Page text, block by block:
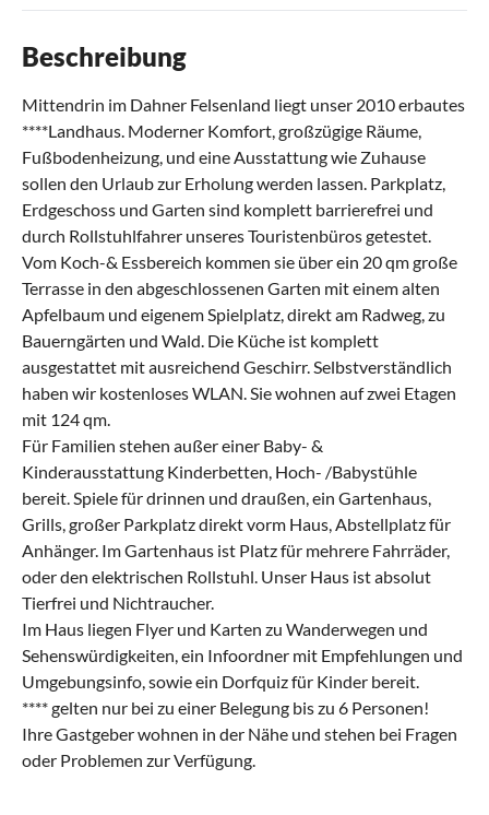
Beschreibung
Mittendrin im Dahner Felsenland liegt unser 2010 erbautes
****Landhaus. Moderner Komfort, großzügige Räume,
Fußbodenheizung, und eine Ausstattung wie Zuhause
sollen den Urlaub zur Erholung werden lassen. Parkplatz,
Erdgeschoss und Garten sind komplett barrierefrei und
durch Rollstuhlfahrer unseres Touristenbüros getestet.
Vom Koch-& Essbereich kommen sie über ein 20 qm große
Terrasse in den abgeschlossenen Garten mit einem alten
Apfelbaum und eigenem Spielplatz, direkt am Radweg, zu
Bauerngärten und Wald. Die Küche ist komplett
ausgestattet mit ausreichend Geschirr. Selbstverständlich
haben wir kostenloses WLAN. Sie wohnen auf zwei Etagen
mit 124 qm.
Für Familien stehen außer einer Baby- &
Kinderausstattung Kinderbetten, Hoch- /Babystühle
bereit. Spiele für drinnen und draußen, ein Gartenhaus,
Grills, großer Parkplatz direkt vorm Haus, Abstellplatz für
Anhänger. Im Gartenhaus ist Platz für mehrere Fahrräder,
oder den elektrischen Rollstuhl. Unser Haus ist absolut
Tierfrei und Nichtraucher.
Im Haus liegen Flyer und Karten zu Wanderwegen und
Sehenswürdigkeiten, ein Infoordner mit Empfehlungen und
Umgebungsinfo, sowie ein Dorfquiz für Kinder bereit.
**** gelten nur bei zu einer Belegung bis zu 6 Personen!
Ihre Gastgeber wohnen in der Nähe und stehen bei Fragen
oder Problemen zur Verfügung.